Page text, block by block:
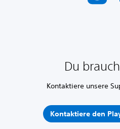
Du
Kontaktiere unsere
Kontaktiere den